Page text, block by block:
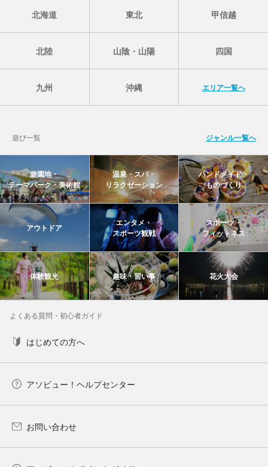
北海道 東北 甲信越
北陸 山陰・山陽 四国
九州 沖縄 エリア一覧へ
遊び一覧 ジャンル一覧へ
遊園地・
テーマパーク・美術館
温泉・スパ・
リラクゼーション
ハンドメイド・
ものづくり
アウトドア
エンタメ・
スポーツ観戦
スポーツ・
フィットネス
体験観光 趣味・習い事 花火大会
よくある質問・初心者ガイド
はじめての方へ
アソビュー！ヘルプセンター
お問い合わせ